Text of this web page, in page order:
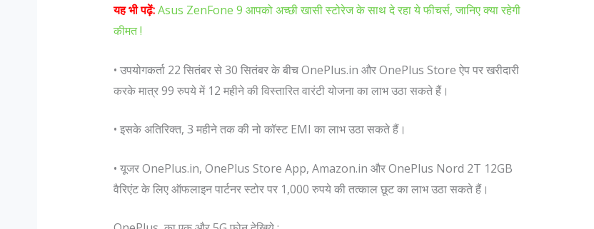
यह भी पढ़ें:Asus ZenFone 9 आपको अच्छी खासी स्टोरेज के साथ दे रहा ये फीचर्स, जानिए क्या रहेगी
कीमत !
• उपयोगकर्ता 22 सितंबर से 30 सितंबर के बीच OnePlus.in और OnePlus Store ऐप पर खरीदारी
करके मात्र 99 रुपये में 12 महीने की विस्तारित वारंटी योजना का लाभ उठा सकते हैं।
• इसके अतिरिक्त, 3 महीने तक की नो कॉस्ट EMI का लाभ उठा सकते हैं।
• यूजर OnePlus.in, OnePlus Store App, Amazon.in और OnePlus Nord 2T 12GB
वैरिएंट के लिए ऑफलाइन पार्टनर स्टोर पर 1,000 रुपये की तत्काल छूट का लाभ उठा सकते हैं।